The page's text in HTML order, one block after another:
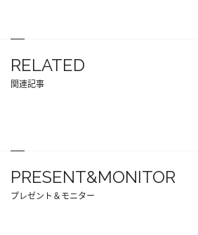
RELATED
関連記事
PRESENT&MONITOR
プレゼント＆モニター